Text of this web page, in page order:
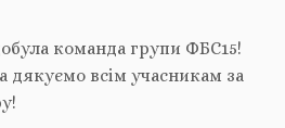
команда групи ФБС15!
дякуємо всім учасникам за